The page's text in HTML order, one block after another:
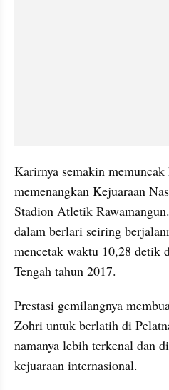
Karirnya semakin
memenangkan Kejuaraan
Stadion Atletik
dalam berlari seiring
mencetak waktu 10,28 detik
Tengah tahun 2017.
Prestasi gemilangnya
Zohri untuk berlatih di
namanya lebih terkenal dan
kejuaraan internasional.